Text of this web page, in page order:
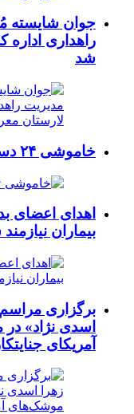
جوان شایسته
راهداری
شد
خاموشی ۲۴ دستگاه ماینر فاقد مجوز در لامرد
اهدای اعضای
بیماران
برگزاری مراسم
اسدی نژاد»
آمریکای